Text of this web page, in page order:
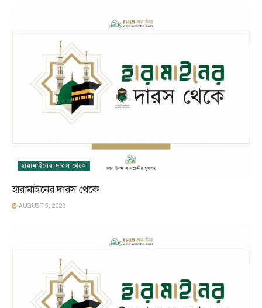
হারামাইনের দারস থেকে
হারামাইনের দারস থেকে
AUGUST 5, 2023